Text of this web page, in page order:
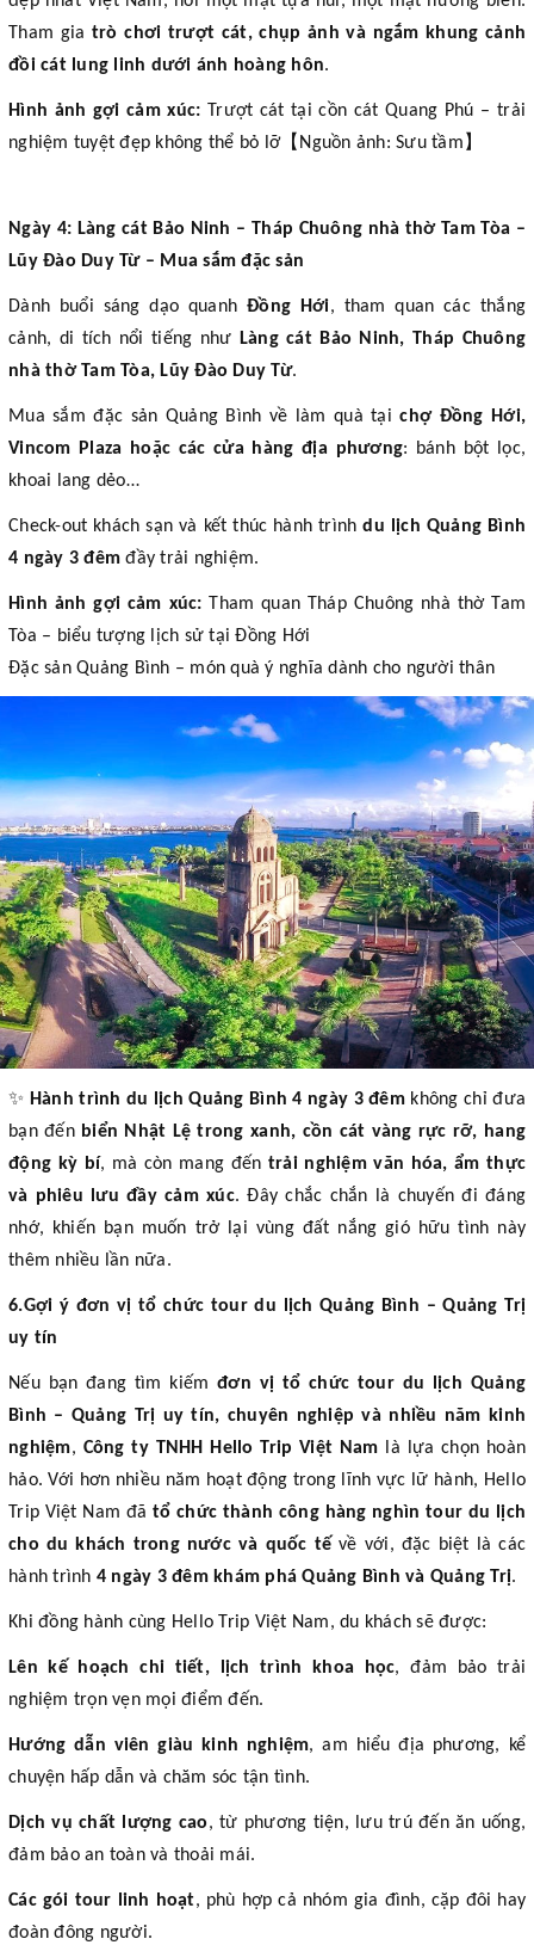
Tham gia trò chơi trượt cát, chụp ảnh và ngắm khung cảnh
đồi cát lung linh dưới ánh hoàng hôn.
Hình ảnh gợi cảm xúc: Trượt cát tại cồn cát Quang Phú – trải
nghiệm tuyệt đẹp không thể bỏ lỡ【 Nguồn ảnh: Sưu tầm 】
Ngày 4: Làng cát Bảo Ninh – Tháp Chuông nhà thờ Tam Tòa –
Lũy Đào Duy Từ – Mua sắm đặc sản
Dành buổi sáng dạo quanh Đồng Hới, tham quan các thắng
cảnh, di tích nổi tiếng như
Làng cát Bảo Ninh, Tháp Chuông
nhà thờ Tam Tòa, Lũy Đào Duy Từ.
Mua sắm đặc sản Quảng Bình về làm quà tạichợ Đồng Hới,
Vincom Plaza hoặc các cửa hàng địa phương: bánh bột lọc,
khoai lang dẻo…
Check-out khách sạn và kết thúc hành trìnhdu lịch Quảng Bình
4 ngày 3 đêm đầy trải nghiệm.
Hình ảnh gợi cảm xúc: Tham quan Tháp Chuông nhà thờ Tam
Tòa – biểu tượng lịch sử tại Đồng Hới
Đặc sản Quảng Bình – món quà ý nghĩa dành cho người thân
✨ Hành trình du lịch Quảng Bình 4 ngày 3 đêmkhông chỉ đưa
bạn đến biển Nhật Lệ trong xanh, cồn cát vàng rực rỡ, hang
động kỳ bí, mà còn mang đến trải nghiệm văn hóa, ẩm thực
và phiêu lưu đầy cảm xúc. Đây chắc chắn là chuyến đi đáng
nhớ, khiến bạn muốn trở lại vùng đất nắng gió hữu tình này
thêm nhiều lần nữa.
6.Gợi ý đơn vị tổ chức tour du lịch Quảng Bình – Quảng Trị
uy tín
Nếu bạn đang tìm kiếmđơn vị tổ chức tour du lịch Quảng
Bình – Quảng Trị uy tín, chuyên nghiệp và nhiều năm kinh
nghiệm, Công ty TNHH Hello Trip Việt Nam là lựa chọn hoàn
hảo. Với hơn nhiều năm hoạt động trong lĩnh vực lữ hành, Hello
Trip Việt Nam đã tổ chức thành công hàng nghìn tour du lịch
cho du khách trong nước và quốc tếvề với, đặc biệt là các
hành trình 4 ngày 3 đêm khám phá Quảng Bình và Quảng Trị.
Khi đồng hành cùng Hello Trip Việt Nam, du khách sẽ được:
Lên kế hoạch chi tiết, lịch trình khoa học, đảm bảo trải
nghiệm trọn vẹn mọi điểm đến.
Hướng dẫn viên giàu kinh nghiệm, am hiểu địa phương, kể
chuyện hấp dẫn và chăm sóc tận tình.
Dịch vụ chất lượng cao, từ phương tiện, lưu trú đến ăn uống,
đảm bảo an toàn và thoải mái.
Các gói tour linh hoạt, phù hợp cả nhóm gia đình, cặp đôi hay
đoàn đông người.